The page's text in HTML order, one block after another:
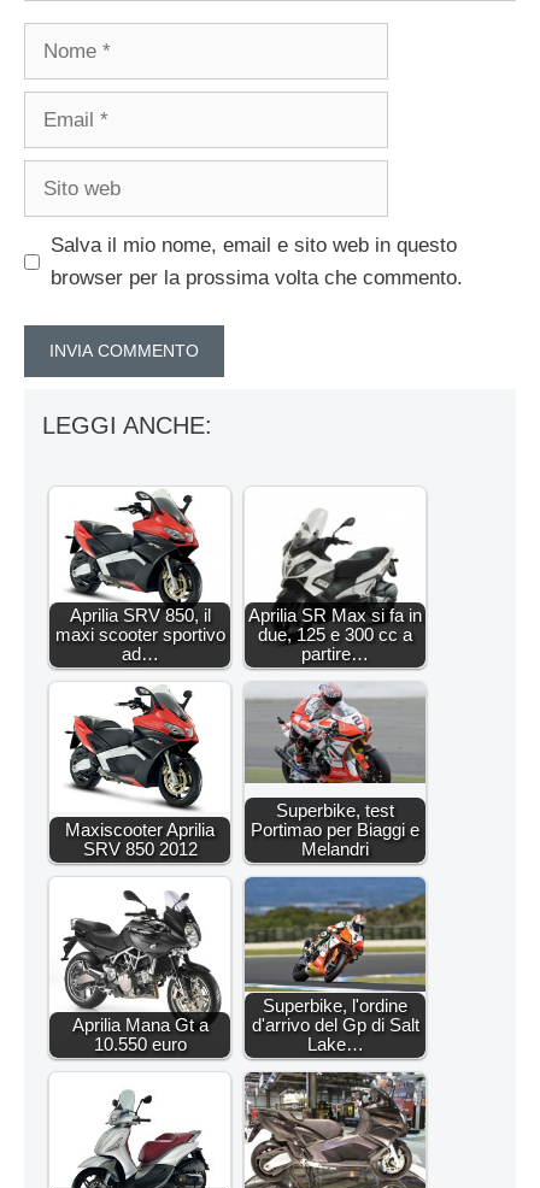
Nome
Email
Sito
Salva il mio nome, email e sito web in questo
browser per la prossima volta che commento.
LEGGI ANCHE:
Aprilia SRV 850, il
maxi scooter sportivo
ad…
Aprilia SR Max si fa in
due, 125 e 300 cc a
partire…
Maxiscooter Aprilia
SRV 850 2012
Superbike, test
Portimao per Biaggi e
Melandri
Aprilia Mana Gt a
10.550 euro
Superbike, l'ordine
d'arrivo del Gp di Salt
Lake…